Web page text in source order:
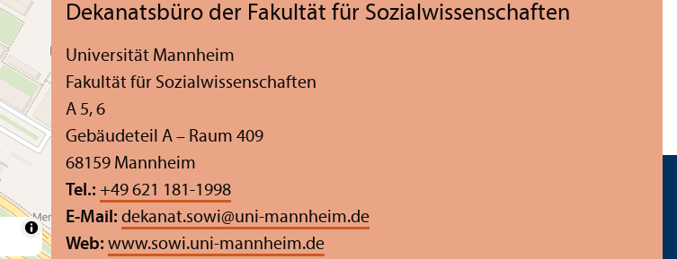
Dekanatsbüro der Fakultät für Sozial­wissenschaften
Universität Mannheim
Fakultät für Sozial­wissenschaften
A 5, 6
Gebäudeteil A – Raum 409
68159 Mannheim
Tel.: +49 621 181-1998
E-Mail: dekanat.sowi@uni-mannheim.de
Web: www.sowi.uni-mannheim.de